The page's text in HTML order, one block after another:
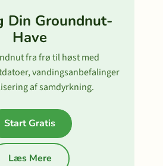
Din Groundnut-
Have
fra frø til høst med
vandingsanbefalinger
af samdyrkning.
Start Gratis
Læs Mere